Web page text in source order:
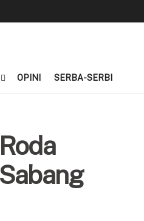
OPINI SERBA-SERBI